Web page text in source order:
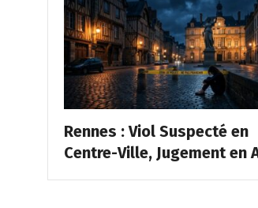
Rennes : Viol Suspecté en
Centre-Ville, Jugement en